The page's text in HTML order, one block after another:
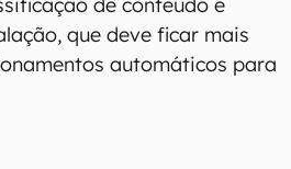
que deve ficar mais
automáticos para